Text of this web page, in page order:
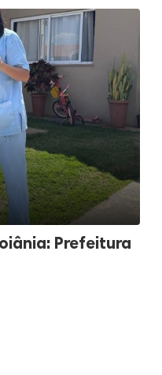
Prefeitura